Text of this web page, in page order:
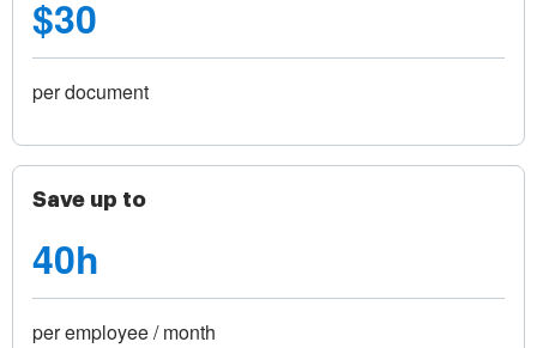
$30
per document
Save up to
40h
per employee / month